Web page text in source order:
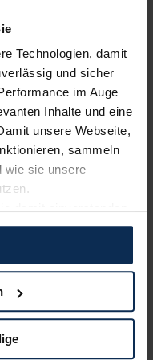
Technologien, damit
und sicher
im Auge
Inhalte und eine
unsere Webseite,
sammeln
wie sie unsere
Service zu
weiterzugeben,
Falls Sie dem nicht
wir uns auf die
Sie somit nicht
unterstützen.
Ford